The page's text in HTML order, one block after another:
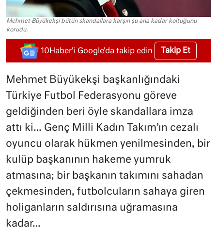
Mehmet Büyükekşi bütün skandallara karşın şu ana kadar koltuğunu
korudu.
10Haber'i Google'da takip edin Takip Et
Mehmet Büyükekşi başkanlığındaki
Türkiye Futbol Federasyonu göreve
geldiğinden beri öyle skandallara imza
attı ki… Genç Milli Kadın Takım’ın cezalı
oyuncu olarak hükmen yenilmesinden, bir
kulüp başkanının hakeme yumruk
atmasına; bir başkanın takımını sahadan
çekmesinden, futbolcuların sahaya giren
holiganların saldırısına uğramasına
kadar…